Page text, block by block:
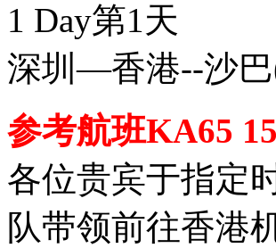
1 Day第1天
深圳—香港--沙巴
参考航班KA65
各位贵宾于指定
队带领前往香港